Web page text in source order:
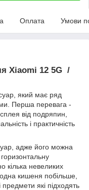
Оплата Умови
Xiaomi 12 5G /
який має ряд
Перша перевага -
від подряпин,
і практичність
адже його можна
кілька невеликих
одна кишеня побільше,
які підходять